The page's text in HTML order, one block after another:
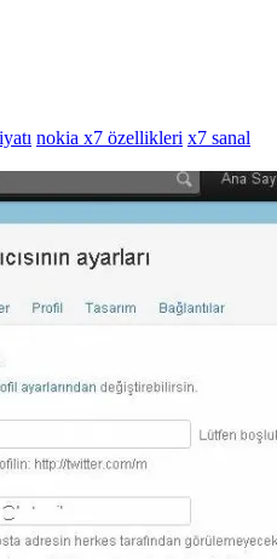
nokia x7 özellikleri x7 sanal